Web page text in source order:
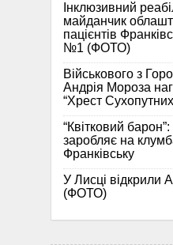
Інклюзивний
майданчик
пацієнтів
№1 (ФОТО)
Військового з
Андрія Мороза
“Хрест Сухопутних
“Квітковий
заробляє на
Франківську
У Лисці відкрили
(ФОТО)